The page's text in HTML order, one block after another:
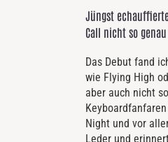
Jüngst
Call nicht so
Das Debut fand
wie Flying High
aber auch nicht
Night und vor
Leder und